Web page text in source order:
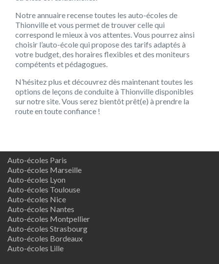
Notre annuaire recense toutes les auto-écoles de
Thionville et vous permet de trouver celle qui
correspond le mieux à vos attentes. Vous pourrez ainsi
choisir l’auto-école qui propose des tarifs adaptés à
votre budget, des horaires flexibles et des moniteurs
compétents et pédagogues.
N’hésitez plus et découvrez dès maintenant toutes les
options de leçons de conduite à Thionville disponibles
sur notre site. Vous serez bientôt prêt(e) à prendre la
route en toute confiance !
Auto-écoles Paris
Auto-écoles Marseille
Auto-écoles Lyon
Auto-écoles Toulouse
Auto-écoles Nice
Auto-écoles Nantes
Auto-écoles Montpellier
Auto-écoles Strasbourg
Auto-écoles Bordeaux
Auto-écoles Lille